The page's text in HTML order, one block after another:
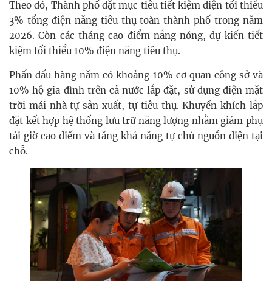
Theo đó, Thành phố đặt mục tiêu tiết kiệm điện tối thiểu
3% tổng điện năng tiêu thụ toàn thành phố trong năm
2026. Còn các tháng cao điểm nắng nóng, dự kiến tiết
kiệm tối thiểu 10% điện năng tiêu thụ.
Phấn đấu hàng năm có khoảng 10% cơ quan công sở và
10% hộ gia đình trên cả nước lắp đặt, sử dụng điện mặt
trời mái nhà tự sản xuất, tự tiêu thụ. Khuyến khích lắp
đặt kết hợp hệ thống lưu trữ năng lượng nhằm giảm phụ
tải giờ cao điểm và tăng khả năng tự chủ nguồn điện tại
chỗ.